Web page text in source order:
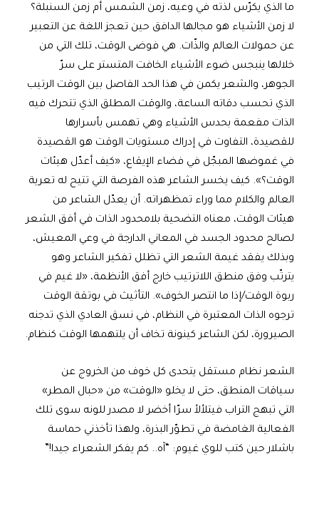
ما الذي يكرّس لذته في وعيه، زمن الشمس أم زمن السنبلة؟
لا زمن الأشياء هو مجالها الدافق حين تعجز اللغة عن التعبير
عن حمولات العالم والذّات. هي فوضى الوقت، تلك التي من
خلالها ينبجس ضوء الأشياء الخافت المتستر على سرّ
الجوهر، والشعر يكمن في هذا الحد الفاصل بين الوقت الرتيب
الذي تحسب دقاته الساعة، والوقت المطلق الذي تتحرك فيه
الذات مفعمة بحدس الأشياء وهي تهمس بأسرارها
للقصيدة، التفاوت في إدراك مستويات الوقت هو القصيدة
في غموضها المبجّل في فضاء الإيقاع، «كيف أعدّل هيئات
الوقت؟». كيف يخسر الشاعر هذه الفرصة التي تتيح له تعرية
العالم والكلام مما وراء تمظهراته. أن يعدّل الشاعر من
هيئات الوقت، معناه التضحية بلامحدود الذات في أفق الشعر
لصالح محدود الجسد في المعاني الدارجة في وعي المعيش،
وبذلك يفقد غيمة الشعر التي تظلل تفكير الشاعر وهو
يترتّب وفق منطق اللاترتيب خارج أفق الأنظمة، «لا غيم في
ربوة الوقت/إذا ما انتصر الخوف». التأثيث في بوتقة الوقت
ترجوه الذات المعتبرة في النظام، في نسق العادي الذي تدجنه
الصيرورة، لكن الشاعر كينونة تخاف أن يلتهمها الوقت كنظام.
الشعر نظام مستقل يتحدى كل خوف من الخروج عن
سياقات المنطق، حتى لا يخلو «الوقت» من «حبال المطر»
التي تبهج التراب فيتلألأ سرّا أخضر لا مصدر للونه سوى تلك
الفعالية الغامضة في تطوّر البذرة، ولهذا تأخذني حماسة
باشلار حين كتب للوي غيوم: “آه.. كم يفكر الشعراء جيدا!”